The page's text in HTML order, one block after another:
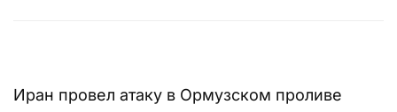
Иран провел атаку в Ормузском проливе